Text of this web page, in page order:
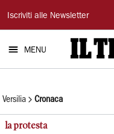
Il
Tirreno
Iscriviti alle Newsletter
MENU
Versilia Cronaca
la protesta